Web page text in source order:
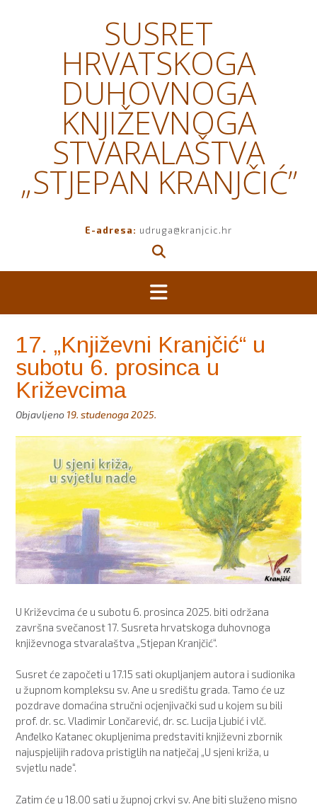
SUSRET
HRVATSKOGA
DUHOVNOGA
KNJIŽEVNOGA
STVARALAŠTVA
„STJEPAN KRANJČIĆ”
E-adresa: udruga@kranjcic.hr
17. „Književni Kranjčić“ u
subotu 6. prosinca u
Križevcima
Objavljeno 19. studenoga 2025.
U Križevcima će u subotu 6. prosinca 2025. biti održana
završna svečanost 17. Susreta hrvatskoga duhovnoga
književnoga stvaralaštva „Stjepan Kranjčić“.
Susret će započeti u 17.15 sati okupljanjem autora i sudionika
u župnom kompleksu sv. Ane u središtu grada. Tamo će uz
pozdrave domaćina stručni ocjenjivački sud u kojem su bili
prof. dr. sc. Vladimir Lončarević, dr. sc. Lucija Ljubić i vlč.
Anđelko Katanec okupljenima predstaviti književni zbornik
najuspjelijih radova pristiglih na natječaj „U sjeni križa, u
svjetlu nade“.
Zatim će u 18.00 sati u župnoj crkvi sv. Ane biti služeno misno